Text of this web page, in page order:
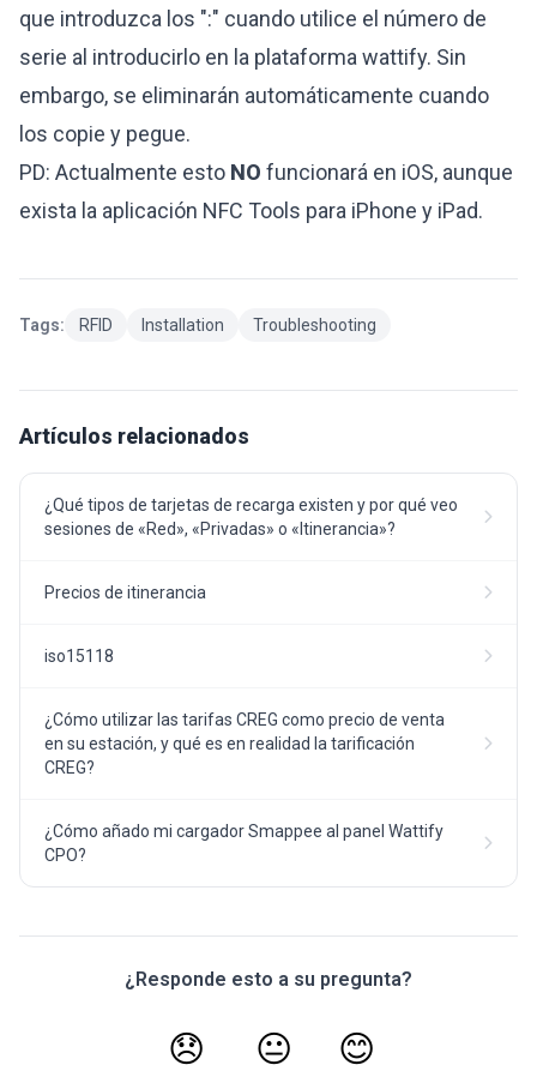
que introduzca los ":" cuando utilice el número de
serie al introducirlo en la plataforma wattify. Sin
embargo, se eliminarán automáticamente cuando
los copie y pegue.
PD: Actualmente esto NO funcionará en iOS, aunque
exista la aplicación NFC Tools para iPhone y iPad.
Tags: RFID Installation Troubleshooting
Artículos relacionados
¿Qué tipos de tarjetas de recarga existen y por qué veo
sesiones de «Red», «Privadas» o «Itinerancia»?
Precios de itinerancia
iso15118
¿Cómo utilizar las tarifas CREG como precio de venta
en su estación, y qué es en realidad la tarificación
CREG?
¿Cómo añado mi cargador Smappee al panel Wattify
CPO?
¿Responde esto a su pregunta?
😞 😐 😊